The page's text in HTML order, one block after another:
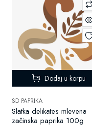
Dodaj u korpu
SD PAPRIKA
Slatka delikates mlevena
začinska paprika 100g